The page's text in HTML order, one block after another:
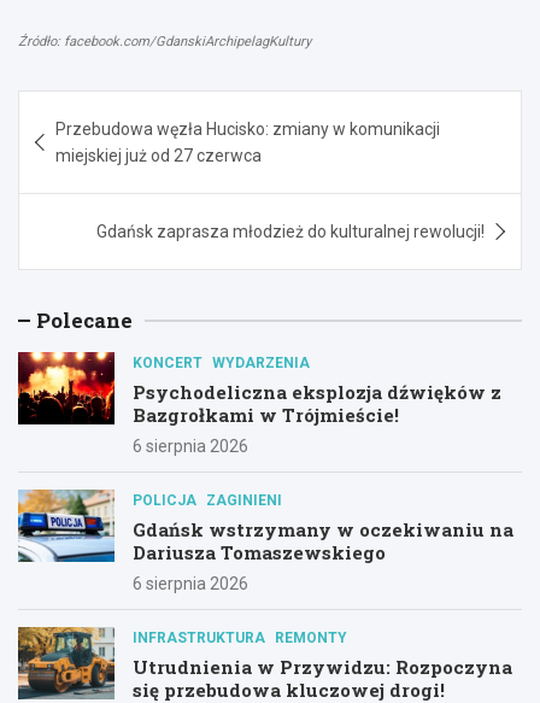
Źródło: facebook.com/GdanskiArchipelagKultury
wpisu
Przebudowa węzła Hucisko: zmiany w komunikacji
miejskiej już od 27 czerwca
Gdańsk zaprasza młodzież do kulturalnej rewolucji!
Polecane
KONCERT WYDARZENIA
Psychodeliczna eksplozja dźwięków z
Bazgrołkami w Trójmieście!
6 sierpnia 2026
POLICJA ZAGINIENI
Gdańsk wstrzymany w oczekiwaniu na
Dariusza Tomaszewskiego
6 sierpnia 2026
INFRASTRUKTURA REMONTY
Utrudnienia w Przywidzu: Rozpoczyna
się przebudowa kluczowej drogi!